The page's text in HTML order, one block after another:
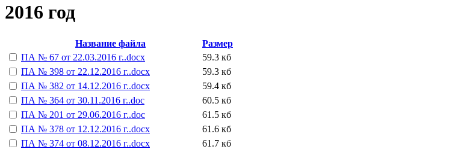
2016 год
Название файла
Размер
ПА № 67 от 22.03.2016 г..docx
59.3 кб
ПА № 398 от 22.12.2016 г..docx
59.3 кб
ПА № 382 от 14.12.2016 г..docx
59.4 кб
ПА № 364 от 30.11.2016 г..doc
60.5 кб
ПА № 201 от 29.06.2016 г..doc
61.5 кб
ПА № 378 от 12.12.2016 г..docx
61.6 кб
ПА № 374 от 08.12.2016 г..docx
61.7 кб